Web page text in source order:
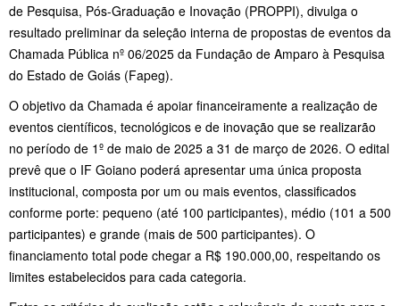
de Pesquisa, Pós-Graduação e Inovação (PROPPI), divulga o
resultado preliminar da seleção interna de propostas de eventos da
Chamada Pública nº 06/2025 da Fundação de Amparo à Pesquisa
do Estado de Goiás (Fapeg).
O objetivo da Chamada é apoiar financeiramente a realização de
eventos científicos, tecnológicos e de inovação que se realizarão
no período de 1º de maio de 2025 a 31 de março de 2026. O edital
prevê que o IF Goiano poderá apresentar uma única proposta
institucional, composta por um ou mais eventos, classificados
conforme porte: pequeno (até 100 participantes), médio (101 a 500
participantes) e grande (mais de 500 participantes). O
financiamento total pode chegar a R$ 190.000,00, respeitando os
limites estabelecidos para cada categoria.